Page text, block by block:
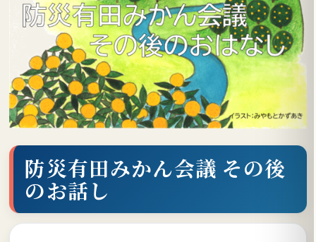
防災有田みかん会議 その後
のお話し